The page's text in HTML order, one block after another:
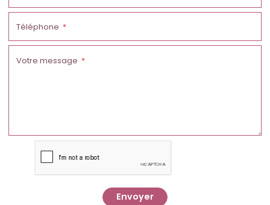
Téléphone
Votre message
Envoyer